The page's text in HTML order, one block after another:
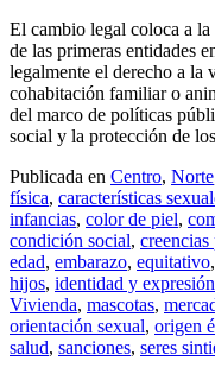
El cambio legal coloca a
de las primeras entidades
legalmente el derecho a
cohabitación familiar o
del marco de políticas
social y la protección de
Publicada en Centro, Norte
física, características
infancias, color de piel,
condición social,
edad, embarazo, equitativo,
hijos, identidad y
Vivienda, mascotas,
orientación sexual, origen
salud, sanciones, seres